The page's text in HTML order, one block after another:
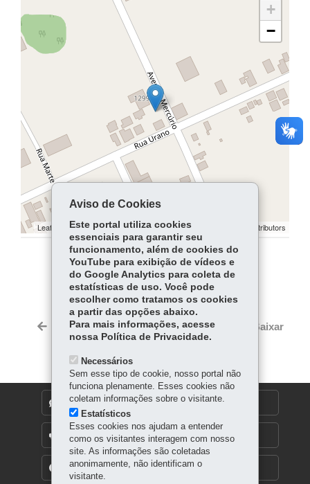
+
−
Leaflet | ©OpenStreetMapcontributors | ©OpenStreetMap contributors
COMPARTILHE:
Facebook
Twitter
WhatsApp
Voltar Início Imprimir Baixar
DENUNCIE CORRUPÇÃO
TRANSPARÊNCIA INSTITUCIONAL
Aviso de Cookies
Este portal utiliza cookies
essenciais para garantir seu
funcionamento, além de cookies do
YouTube para exibição de vídeos e
do Google Analytics para coleta de
estatísticas de uso. Você pode
escolher como tratamos os cookies
a partir das opções abaixo.
Para mais informações, acesse
nossa Política de Privacidade.
Necessários
Sem esse tipo de cookie, nosso portal não
funciona plenamente. Esses cookies não
coletam informações sobre o visitante.
Estatísticos
Esses cookies nos ajudam a entender
como os visitantes interagem com nosso
site. As informações são coletadas
anonimamente, não identificam o
visitante.